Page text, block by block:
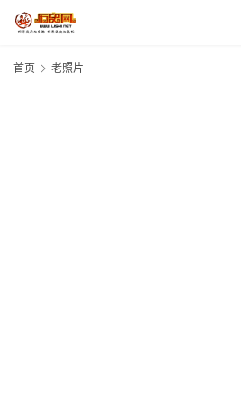
首页 老照片